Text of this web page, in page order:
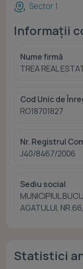
Sector 1
Informații
Nume firmă
TREA REAL
Cod Unic de
RO18701827
Nr. Registrul
J40/8467/2006
Sediu social
MUNICIPIUL
AGATULUI,
Statistici